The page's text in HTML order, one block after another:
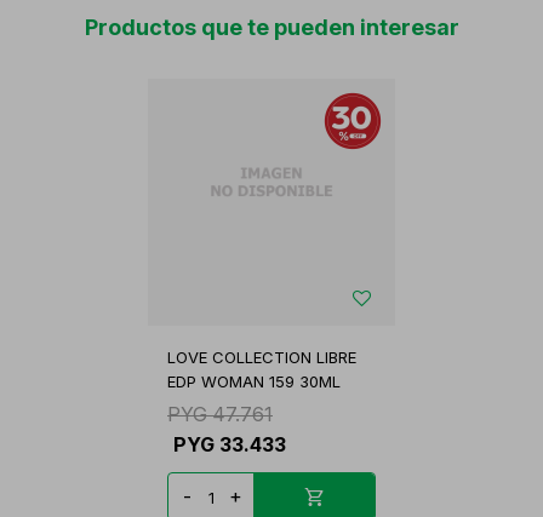
Productos que te pueden interesar
LOVE COLLECTION LIBRE
EDP WOMAN 159 30ML
PYG 47.761
PYG 33.433
- +